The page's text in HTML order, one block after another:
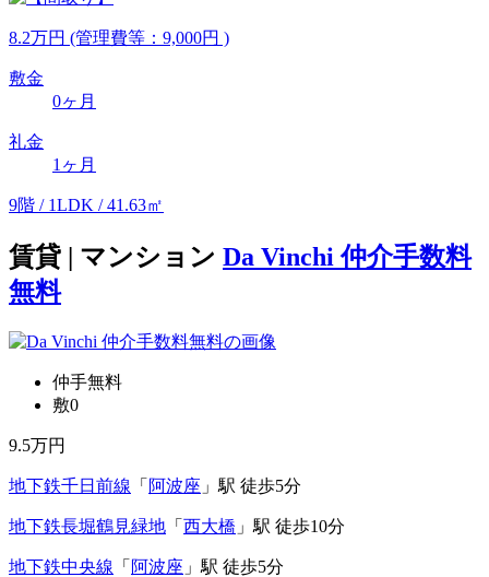
8.2万円 (管理費等：9,000円 )
敷金
0ヶ月
礼金
1ヶ月
9階 / 1LDK / 41.63㎡
賃貸 | マンション Da Vinchi 仲介手数料
無料
仲手無料
敷0
9.5万円
地下鉄千日前線 「 阿波座 」駅 徒歩5分
地下鉄長堀鶴見緑地 「 西大橋 」駅 徒歩10分
地下鉄中央線 「 阿波座 」駅 徒歩5分